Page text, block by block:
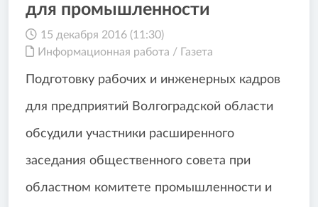
для промышленности
15 декабря 2016 (11:30)
Информационная работа / Газета
Подготовку рабочих и инженерных кадров
для предприятий Волгоградской области
обсудили участники расширенного
заседания общественного совета при
областном комитете промышленности и